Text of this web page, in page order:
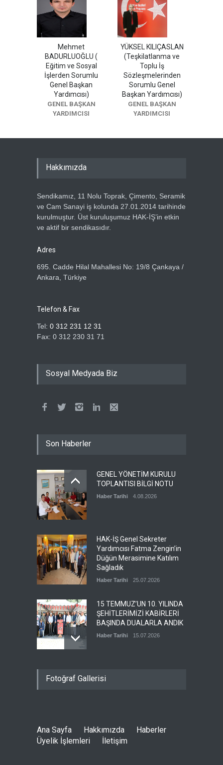
Mehmet
BADURLUOĞLU (
Eğitim ve Sosyal
İşlerden Sorumlu
Genel Başkan
Yardımcısı)
GENEL BAŞKAN
YARDIMCISI
YÜKSEL KILIÇASLAN
(Teşkilatlanma ve
Toplu İş
Sözleşmelerinden
Sorumlu Genel
Başkan Yardımcısı)
GENEL BAŞKAN
YARDIMCISI
Hakkımızda
Sendikamız, 11 Nolu Toprak, Çimento, Seramik
ve Cam Sanayi iş kolunda 27.01.2014 tarihinde
kurulmuştur. Üst kuruluşumuz HAK-İŞ’in etkin
ve aktif bir sendikasıdır.
Adres
695. Cadde Hilal Mahallesi No: 19/8 Çankaya /
Ankara, Türkiye
Telefon & Fax
Tel: 0 312 231 12 31
Fax: 0 312 230 31 71
Sosyal Medyada Biz
Son Haberler
GENEL YÖNETİM KURULU
TOPLANTISI BİLGİ NOTU
Haber Tarihi 4.08.2026
HAK-İŞ Genel Sekreter
Yardımcısı Fatma Zengin’in
Düğün Merasimine Katılım
Sağladık
Haber Tarihi 25.07.2026
15 TEMMUZ’UN 10. YILINDA
ŞEHİTLERİMİZİ KABİRLERİ
BAŞINDA DUALARLA ANDIK
Haber Tarihi 15.07.2026
DEMOKRASİ VE MİLLÎ BİRLİK
GENEL DENETLEME
KURULUMUZ TOPLANDI
Fotoğraf Gallerisi
Ana Sayfa Hakkımızda
Haberler
Üyelik İşlemleri
İletişim